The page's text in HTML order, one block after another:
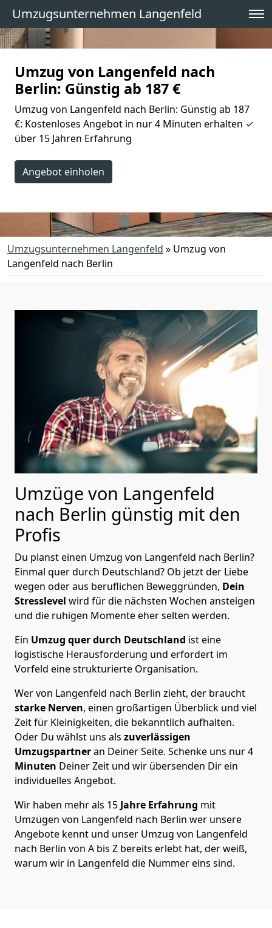
Umzugsunternehmen Langenfeld
Umzug von Langenfeld nach
Berlin: Günstig ab 187 €
Umzug von Langenfeld nach Berlin: Günstig ab 187
€: Kostenloses Angebot in nur 4 Minuten erhalten ✓
über 15 Jahren Erfahrung
Angebot einholen
Umzugsunternehmen Langenfeld » Umzug von
Langenfeld nach Berlin
Umzüge von Langenfeld
nach Berlin günstig mit den
Profis
Du planst einen Umzug von Langenfeld nach Berlin?
Einmal quer durch Deutschland? Ob jetzt der Liebe
wegen oder aus beruflichen Beweggründen, Dein
Stresslevel wird für die nächsten Wochen ansteigen
und die ruhigen Momente eher selten werden.
Ein Umzug quer durch Deutschland ist eine
logistische Herausforderung und erfordert im
Vorfeld eine strukturierte Organisation.
Wer von Langenfeld nach Berlin zieht, der braucht
starke Nerven, einen großartigen Überblick und viel
Zeit für Kleinigkeiten, die bekanntlich aufhalten.
Oder Du wählst uns als zuverlässigen
Umzugspartneran Deiner Seite. Schenke uns nur4
Minuten Deiner Zeit und wir übersenden Dir ein
individuelles Angebot.
Wir haben mehr als 15 Jahre Erfahrung mit
Umzügen von Langenfeld nach Berlin wer unsere
Angebote kennt und unser Umzug von Langenfeld
nach Berlin von A bis Z bereits erlebt hat, der weiß,
warum wir in Langenfeld die Nummer eins sind.